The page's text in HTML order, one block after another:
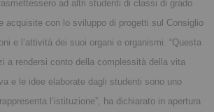
ad altri studenti di classi di grado
acquisite con lo sviluppo di progetti sul Consiglio
e l’attività dei suoi organi e organismi. “Questa
a rendersi conto della complessità della vita
e le idee elaborate dagli studenti sono uno
l’istituzione”, ha dichiarato in apertura